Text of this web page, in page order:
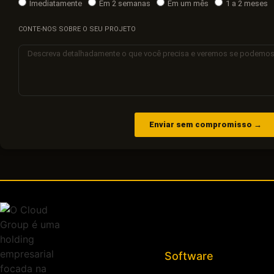
Imediatamente Em 2 semanas Em um mês 1 a 2 meses
CONTE-NOS SOBRE O SEU PROJETO
Enviar sem compromisso →
Software